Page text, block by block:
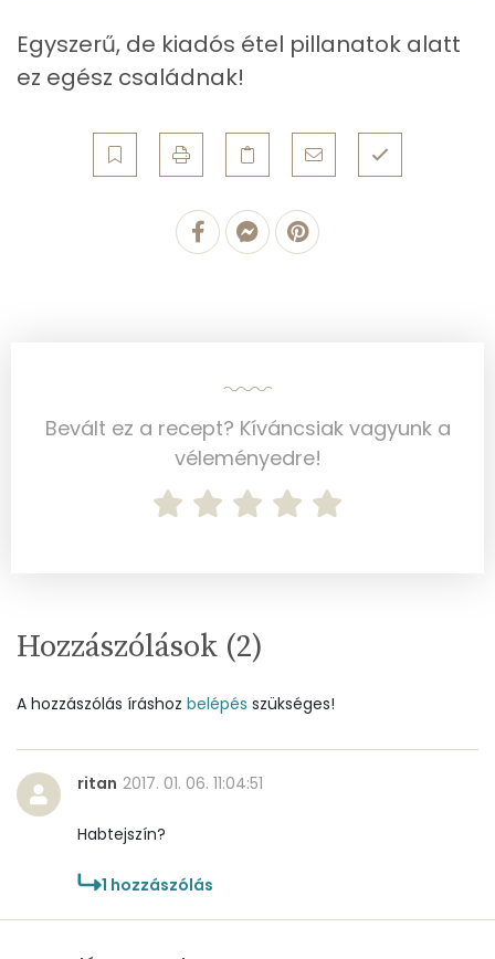
Ásványi anyagok
Összesen
980.8 g
Foszfor
330 mg
Szénhidrát
Összesen
Víz
Egyszerű, de kiadós étel pillanatok alatt
ez egész családnak!
Bevált ez a recept? Kíváncsiak vagyunk a
véleményedre!
Hozzászólások (2)
A hozzászólás íráshoz belépés szükséges!
ritan 2017. 01. 06. 11:04:51
Habtejszín?
1 hozzászólás